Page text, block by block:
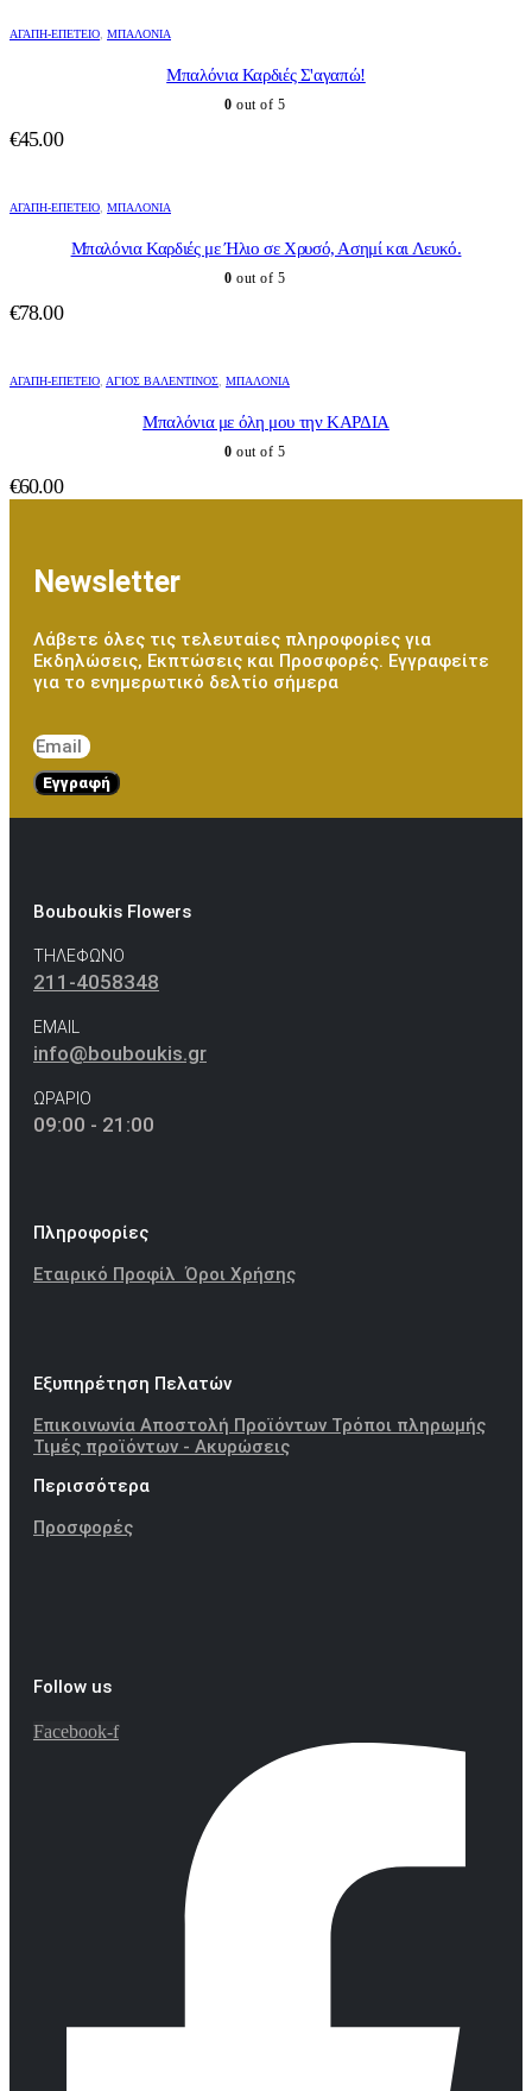
ΑΓΆΠΗ-ΕΠΈΤΕΙΟ ΜΠΑΛΌΝΙΑ
Μπαλόνια Καρδιές Σ'αγαπώ!
0 out of 5
€45.00
ΑΓΆΠΗ-ΕΠΈΤΕΙΟ ΜΠΑΛΌΝΙΑ
Μπαλόνια Καρδιές με Ήλιο σε Χρυσό, Ασημί και Λευκό.
0 out of 5
€78.00
ΑΓΆΠΗ-ΕΠΈΤΕΙΟ ΆΓΙΟΣ ΒΑΛΕΝΤΊΝΟΣ ΜΠΑΛΌΝΙΑ
Μπαλόνια με όλη μου την ΚΑΡΔΙΑ
0 out of 5
€60.00
Newsletter
Λάβετε όλες τις τελευταίες πληροφορίες για
Εκδηλώσεις, Εκπτώσεις και Προσφορές. Εγγραφείτε
για το ενημερωτικό δελτίο σήμερα
Εγγραφή
Bouboukis Flowers
ΤΗΛΕΦΩΝΟ
211-4058348
EMAIL
info@bouboukis.gr
ΩΡΑΡΙΟ
09:00 - 21:00
Πληροφορίες
Εταιρικό ΠροφίλΌροι Χρήσης
Εξυπηρέτηση Πελατών
Επικοινωνία Αποστολή Προϊόντων Τρόποι πληρωμής
Τιμές προϊόντων - Ακυρώσεις
Περισσότερα
Προσφορές
Follow us
Facebook-f